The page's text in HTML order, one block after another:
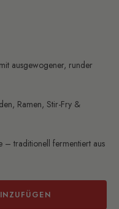
ausgewogener, runder
Ramen, Stir-Fry &
– traditionell fermentiert aus